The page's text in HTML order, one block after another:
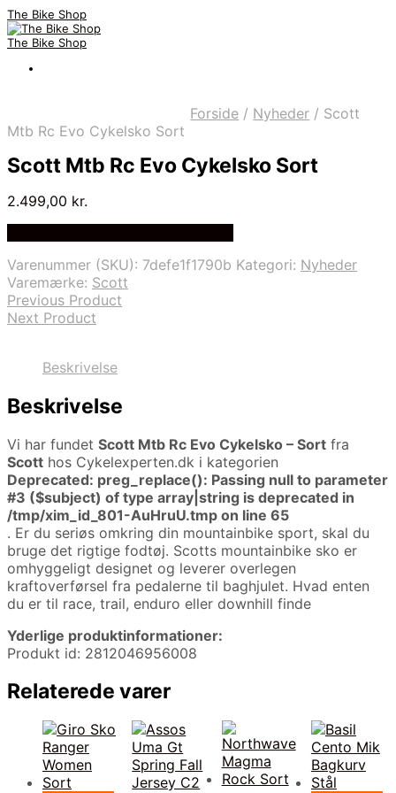
The Bike Shop
The Bike Shop
Forside / Nyheder / Scott
Mtb Rc Evo Cykelsko Sort
Scott Mtb Rc Evo Cykelsko Sort
2.499,00 kr.
Varenummer (SKU): 7defe1f1790b Kategori: Nyheder
Varemærke: Scott
Previous Product
Next Product
Beskrivelse
Beskrivelse
Vi har fundet Scott Mtb Rc Evo Cykelsko – Sort fra
Scott hos Cykelexperten.dk i kategorien
Deprecated: preg_replace(): Passing null to parameter
#3 ($subject) of type array|string is deprecated in
/tmp/xim_id_801-AuHruU.tmp on line 65
. Er du seriøs omkring din mountainbike sport, skal du
bruge det rigtige fodtøj. Scotts mountainbike sko er
omhyggeligt designet og leverer overlegen
kraftoverførsel fra pedalerne til baghjulet. Hvad enten
du er til race, trail, enduro eller downhill finde
Yderlige produktinformationer:
Produkt id: 2812046956008
Relaterede varer